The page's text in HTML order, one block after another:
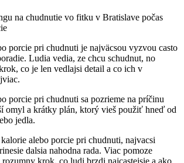
porcie pri chudnuti je najväcsou vyzvou casto
Ludia vedia, ze chcu schudnut, no
co je len vedlajsi detail a co ich v
porcie pri chudnuti sa pozrieme na príčinu
omyl a krátky plán, ktorý vieš použiť hneď od
jedla.
alebo porcie pri chudnuti, najvacsi
dalsia nahodna rada. Viac pomoze
krok, co ludi brzdi najcastejsie a ako